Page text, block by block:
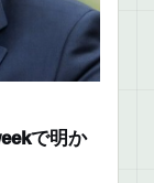
で明か